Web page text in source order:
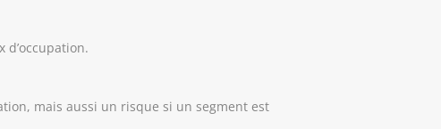
mais aussi un risque si un segment est